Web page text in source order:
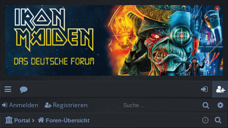
ch
ne
or
en
n
m
eg
ist
Anmelden Registrieren
Portal Foren-Übersicht